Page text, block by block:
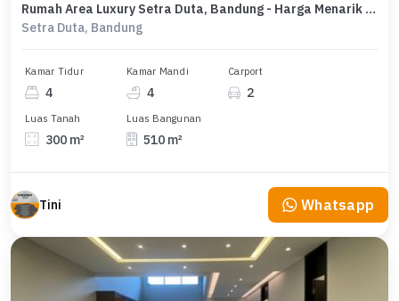
Rumah Area Luxury Setra Duta, Bandung - Harga Menarik 8,9 Miliar
Setra Duta, Bandung
Kamar Tidur
4
Kamar Mandi
4
Carport
2
Luas Tanah
300 m²
Luas Bangunan
510 m²
Tini Whatsapp